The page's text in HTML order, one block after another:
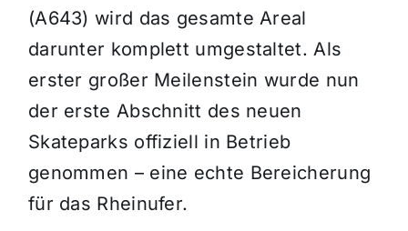
(A643) wird das gesamte Areal
darunter komplett umgestaltet. Als
erster großer Meilenstein wurde nun
der erste Abschnitt des neuen
Skateparks offiziell in Betrieb
genommen – eine echte Bereicherung
für das Rheinufer.